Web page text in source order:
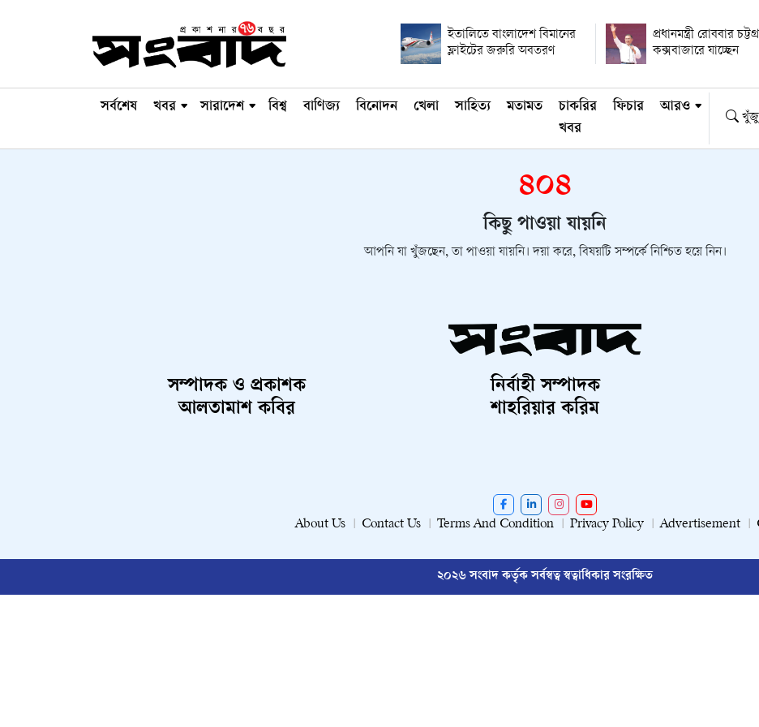
ইতালিতে বাংলাদেশ বিমানের
ফ্লাইটের জরুরি অবতরণ
প্রধানমন্ত্রী রোববার
কক্সবাজারে যাচ্ছেন
সর্বশেষ খবর সারাদেশ বিশ্ব বাণিজ্য বিনোদন খেলা সাহিত্য মতামত
চাকরির
খবর
ফিচার আরও
৪০৪
কিছু পাওয়া যায়নি
আপনি যা খুঁজছেন, তা পাওয়া যায়নি। দয়া করে, বিষয়টি সম্পর্কে নিশ্চিত হয়ে নিন।
সম্পাদক ও প্রকাশক
আলতামাশ কবির
নির্বাহী সম্পাদক
শাহরিয়ার করিম
About Us Contact Us Terms And Condition Privacy Policy Advertisement
২০২৬ সংবাদ কর্তৃক সর্বস্বত্ব স্বত্বাধিকার সংরক্ষিত